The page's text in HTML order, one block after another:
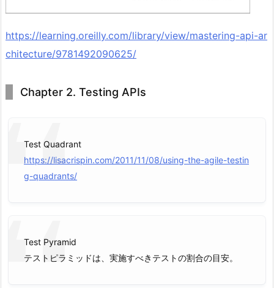
https://learning.oreilly.com/library/view/mastering-api-ar
chitecture/9781492090625/
Chapter 2. Testing APIs
Test Quadrant
https://lisacrispin.com/2011/11/08/using-the-agile-testin
g-quadrants/
Test Pyramid
テストピラミッドは、実施すべきテストの割合の目安。